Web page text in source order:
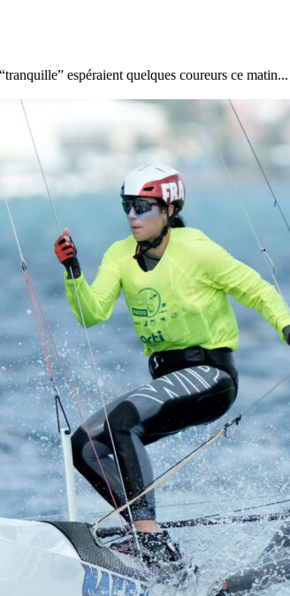
13
Fév
Class40,Classe Ultim 32/23 Course au Large
4 classes, 4 parcours, 4 duos
Source
Transat Café l'Or
13 février 2025
0
espéraient quelques coureurs ce matin...